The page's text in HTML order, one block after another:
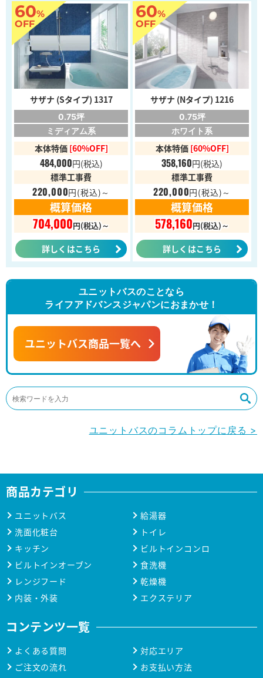
60%
OFF
サザナ (Sタイプ) 1317
0.75坪
ミディアム系
本体特価 [60%OFF]
484,000円(税込)
標準工事費
220,000円(税込)～
概算価格
704,000円(税込)～
詳しくはこちら
60%
OFF
サザナ (Nタイプ) 1216
0.75坪
ホワイト系
本体特価 [60%OFF]
358,160円(税込)
標準工事費
220,000円(税込)～
概算価格
578,160円(税込)～
詳しくはこちら
ユニットバスのことなら
ライフアドバンスジャパンにおまかせ！
ユニットバス商品一覧へ
ユニットバスのコラムトップに戻る >
商品カテゴリ
ユニットバス
給湯器
洗面化粧台
トイレ
キッチン
ビルトインコンロ
ビルトインオーブン
食洗機
レンジフード
乾燥機
内装・外装
エクステリア
コンテンツ一覧
よくある質問
対応エリア
ご注文の流れ
お支払い方法